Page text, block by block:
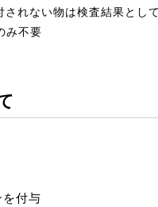
れない物は検査結果とし
み不要
を付与